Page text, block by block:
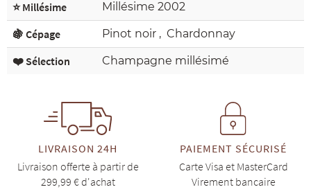
⭐ Millésime Millésime 2002
🍇 Cépage Pinot noir , Chardonnay
❤️ Sélection Champagne millésimé
LIVRAISON 24H
Livraison offerte à partir de
299,99 € d'achat
PAIEMENT SÉCURISÉ
Carte Visa et MasterCard
Virement bancaire